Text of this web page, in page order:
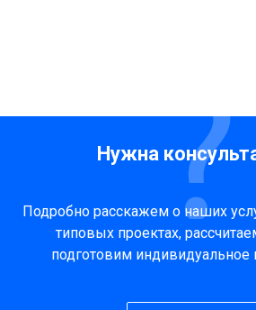
Нужна
Подробно расскажем о наших
типовых проектах,
подготовим